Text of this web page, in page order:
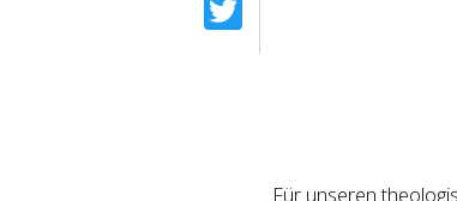
Für unseren